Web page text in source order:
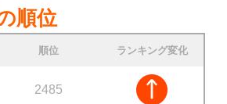
順位
順位 ランキング変化
2485